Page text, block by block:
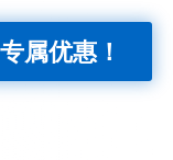
属优惠！